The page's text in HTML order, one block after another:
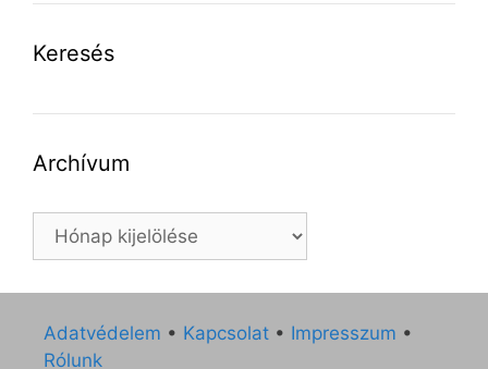
Keresés
Archívum
Archívum
Adatvédelem • Kapcsolat • Impresszum •
Rólunk